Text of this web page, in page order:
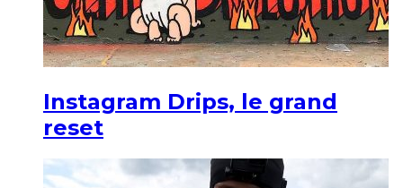
Instagram Drips, le grand
reset